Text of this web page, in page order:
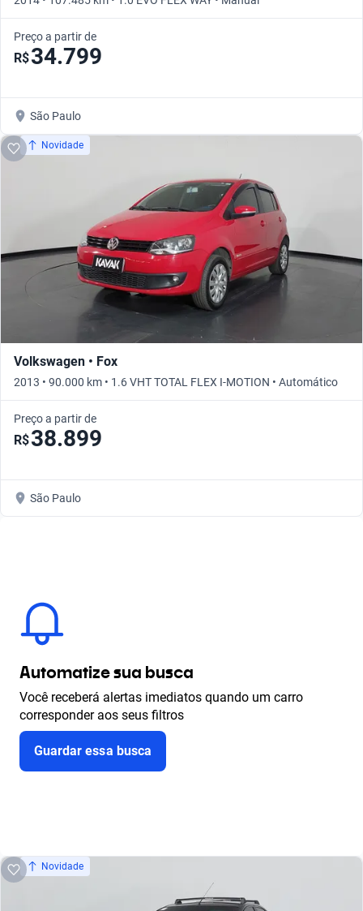
Preço a partir de
R$34.799
São Paulo
Novidade
Volkswagen • Fox
2013 • 90.000 km • 1.6 VHT TOTAL FLEX I-MOTION • Automático
Preço a partir de
R$38.899
São Paulo
Automatize sua busca
Você receberá alertas imediatos quando um carro
corresponder aos seus filtros
Guardar essa busca
Novidade